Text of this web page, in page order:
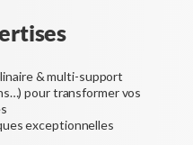
& multi-support
pour transformer vos
exceptionnelles